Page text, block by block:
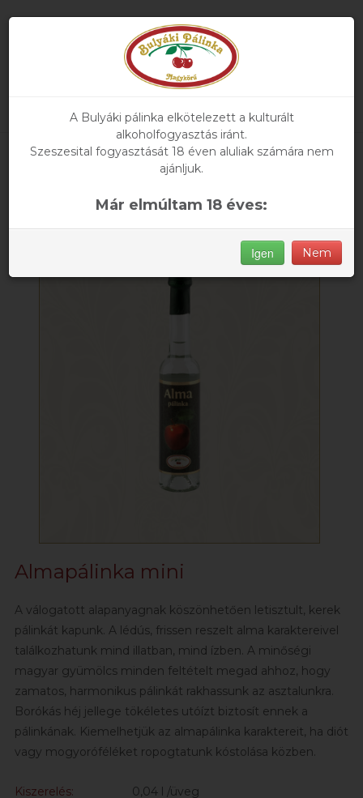
Főoldal»Termékeink» Almapálinka mini
Almapálinka mini
A válogatott alapanyagnak köszönhetően letisztult, kerek
pálinkát kapunk. A lédús, frissen reszelt alma karaktereivel
találkozhatunk mind illatban, mind ízben. A minőségi
magyar gyümölcs minden feltételt megad ahhoz, hogy
zamatos, harmonikus pálinkát rakhassunk az asztalunkra.
Borókás héj jellege tökéletes utóízt biztosít ennek a
pálinkának. Kiemelhetjük az almapálinka karaktereit, ha diót
vagy mogyoróféléket ropogtatunk kóstolása közben.
Kiszerelés:
0,04 l /üveg
A Bulyáki pálinka elkötelezett a kulturált
alkoholfogyasztás iránt.
Szeszesital fogyasztását 18 éven aluliak számára nem
ajánljuk.
Már elmúltam 18 éves:
Igen Nem